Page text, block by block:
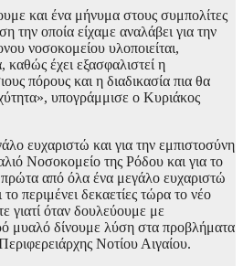
και ένα μήνυμα στους συμπολίτες
την οποία είχαμε αναλάβει για την
νοσοκομείου υλοποιείται,
καθώς έχει εξασφαλιστεί η
πόρους και η διαδικασία πια θα
υπογράμμισε ο Κυριάκος
ευχαριστώ και για την εμπιστοσύνη
Νοσοκομείο της Ρόδου και για το
από όλα ένα μεγάλο ευχαριστώ
το περιμένει δεκαετίες τώρα το νέο
γιατί όταν δουλεύουμε με
μυαλό δίνουμε λύση στα προβλήματα
Νοτίου Αιγαίου.